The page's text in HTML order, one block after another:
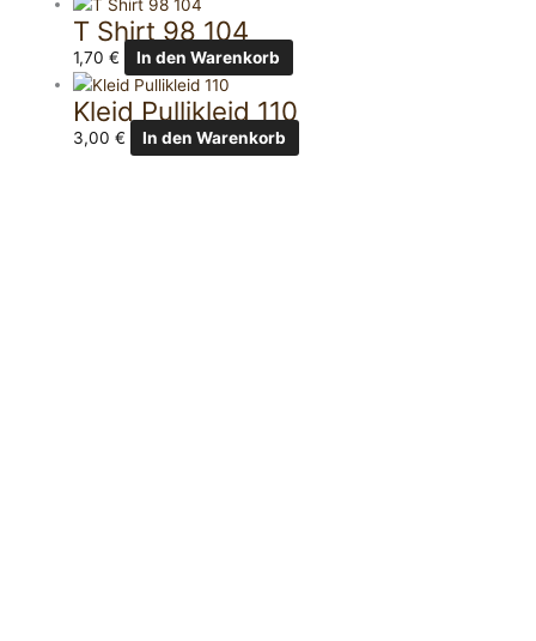
T Shirt 98 104
1,70€ In den Warenkorb
Kleid Pullikleid 110
3,00€ In den Warenkorb